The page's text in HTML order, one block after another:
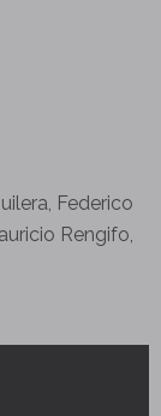
Federico
Rengifo,